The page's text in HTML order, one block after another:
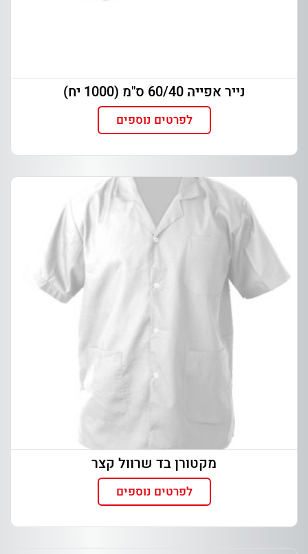
נייר אפייה 60/40 ס"מ (1000 יח)
לפרטים נוספים
מקטורן בד שרוול קצר
לפרטים נוספים